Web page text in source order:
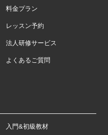
料金プラン
レッスン予約
法人研修サービス
よくあるご質問
入門&初級教材